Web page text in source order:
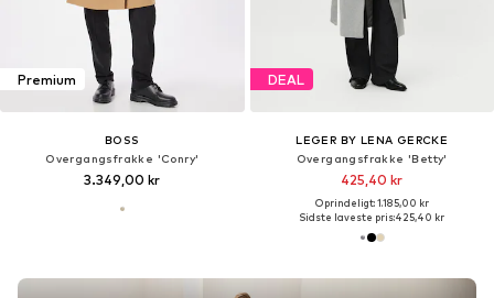
Premium
BOSS
Overgangsfrakke 'Conry'
3.349,00 kr
DEAL
LEGER BY LENA GERCKE
Overgangsfrakke 'Betty'
425,40 kr
Oprindeligt: 1.185,00 kr
Sidste laveste pris:425,40 kr